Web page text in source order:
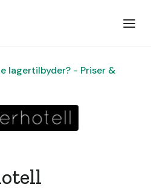
lagertilbyder? - Priser &